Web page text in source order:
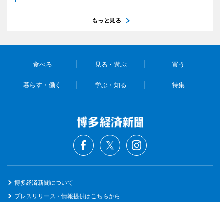
もっと見る
食べる 見る・遊ぶ 買う
暮らす・働く 学ぶ・知る 特集
博多経済新聞について
プレスリリース・情報提供はこちらから